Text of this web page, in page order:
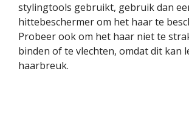
stylingtools gebruikt, gebruik dan
hittebeschermer om het haar te
Probeer ook om het haar niet te
binden of te vlechten, omdat dit kan
haarbreuk.